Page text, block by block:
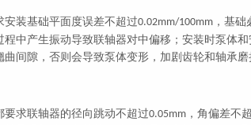
安装基础平面度误差不超过0.02mm/100mm ，基
程中产生振动导致联轴器对中偏移；安装时泵体
间隙，否则会导致泵体变形，加剧齿轮和轴承磨
要求联轴器的径向跳动不超过0.05mm ，角偏差不